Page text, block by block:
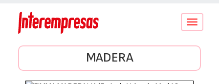
Conmutar
MADERA